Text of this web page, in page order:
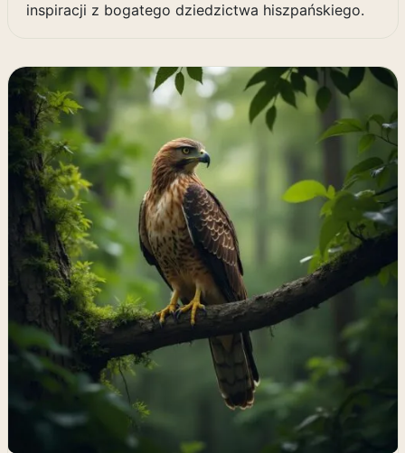
inspiracji z bogatego dziedzictwa hiszpańskiego.